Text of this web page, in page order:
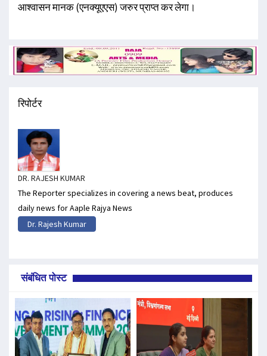
आश्वासन मानक (एनक्यूएएस) जरुर प्राप्त कर लेगा।
रिपोर्टर
DR. RAJESH KUMAR
The Reporter specializes in covering a news beat, produces
daily news for Aaple Rajya News
Dr. Rajesh Kumar
संबंधित पोस्ट